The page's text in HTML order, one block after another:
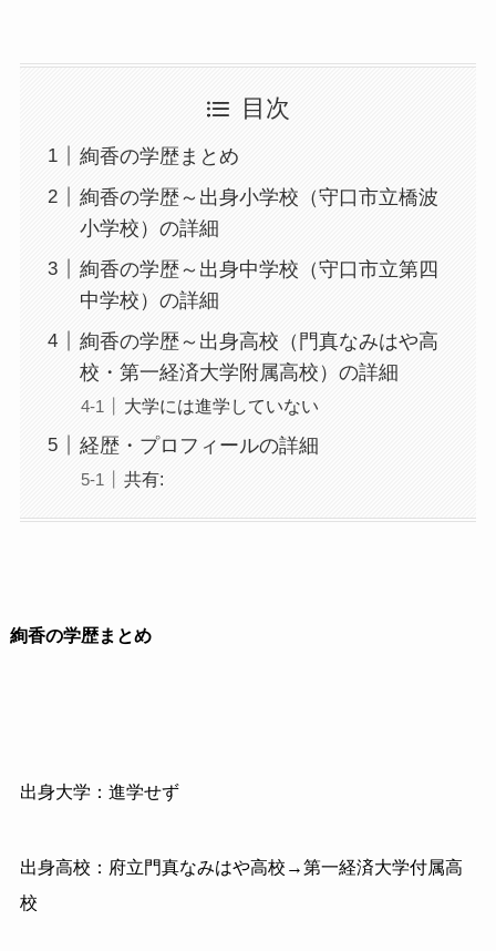
目次
絢香の学歴まとめ
絢香の学歴～出身小学校（守口市立橋波
小学校）の詳細
絢香の学歴～出身中学校（守口市立第四
中学校）の詳細
絢香の学歴～出身高校（門真なみはや高
校・第一経済大学附属高校）の詳細
大学には進学していない
経歴・プロフィールの詳細
共有:
絢香の学歴まとめ
出身大学：進学せず
出身高校：府立門真なみはや高校→第一経済大学付属高
校